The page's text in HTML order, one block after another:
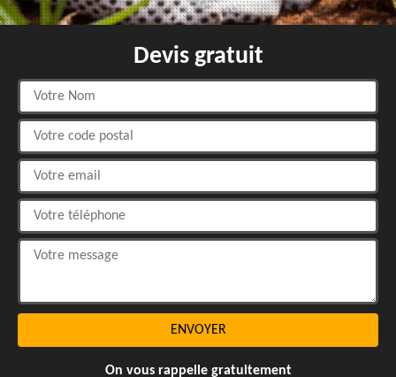
Devis gratuit
On vous rappelle gratuitement